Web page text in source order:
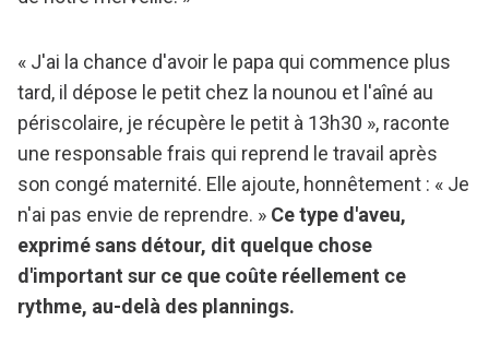
« J'ai la chance d'avoir le papa qui commence plus
tard, il dépose le petit chez la nounou et l'aîné au
périscolaire, je récupère le petit à 13h30 », raconte
une responsable frais qui reprend le travail après
son congé maternité. Elle ajoute, honnêtement : « Je
n'ai pas envie de reprendre. » Ce type d'aveu,
exprimé sans détour, dit quelque chose
d'important sur ce que coûte réellement ce
rythme, au-delà des plannings.